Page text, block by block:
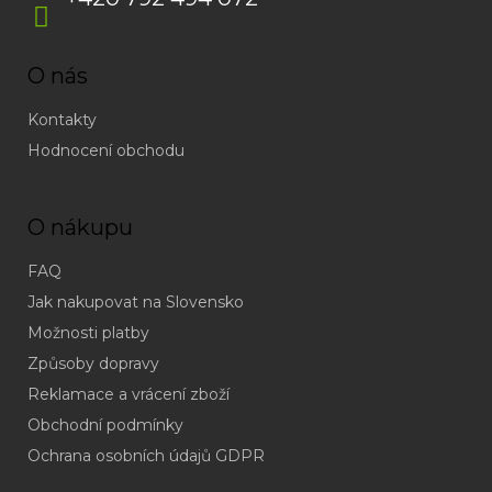
O nás
Kontakty
Hodnocení obchodu
O nákupu
FAQ
Jak nakupovat na Slovensko
Možnosti platby
Způsoby dopravy
Reklamace a vrácení zboží
Obchodní podmínky
Ochrana osobních údajů GDPR
(odpověď
do